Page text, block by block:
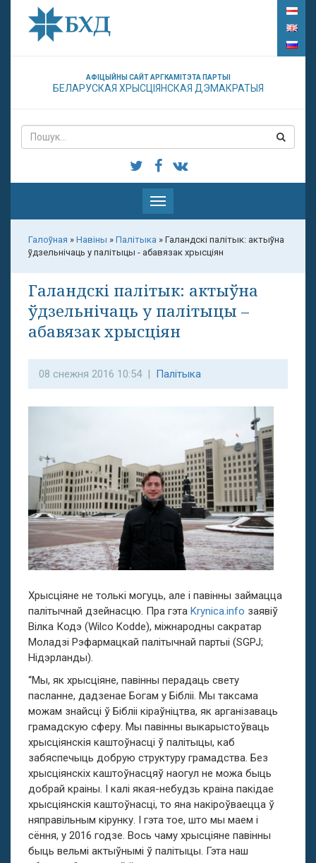
АФІЦЫЙНЫ САЙТ АРГКАМІТЭТА ПАРТЫІ
БЕЛАРУСКАЯ ХРЫСЦІЯНСКАЯ ДЭМАКРАТЫЯ
Паказаць
меню
Галоўная » Навіны » Палітыка » Галандскі палітык: актыўна
ўдзельнічаць у палітыцы - абавязак хрысціян
Галандскі палітык: актыўна
ўдзельнічаць у палітыцы –
абавязак хрысціян
08 снежня 2016 10:54 | Палітыка
Хрысціяне не толькі могуць, але і павінны займацца
палітычнай дзейнасцю. Пра гэта Krynica.info заявіў
Вілка Кодэ (Wilco Kodde), міжнародны сакратар
Моладзі Рэфармацкай палітычнай партыі (SGPJ;
Нідэрланды).
“Мы, як хрысціяне, павінны перадаць свету
пасланне, дадзенае Богам у Бібліі. Мы таксама
можам знайсці ў Бібліі кіраўніцтва, як арганізаваць
грамадскую сферу. Мы павінны выкарыстоўваць
хрысціянскія каштоўнасці ў палітыцы, каб
забяспечыць добрую структуру грамадства. Без
хрысціянскіх каштоўнасцяў наогул не можа быць
добрай краіны. І калі якая-небудзь краіна пакідае
хрысціянскія каштоўнасці, то яна накіроўваецца ў
няправільным кірунку. І гэта тое, што мы маем і
сёння, у 2016 годзе. Вось чаму хрысціяне павінны
быць вельмі актыўнымі ў палітыцы. Гэта наш